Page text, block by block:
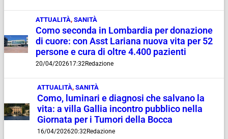
ATTUALITÀ, SANITÀ
Como seconda in Lombardia per donazione
di cuore: con Asst Lariana nuova vita per 52
persone e cura di oltre 4.400 pazienti
20/04/202617:32Redazione
ATTUALITÀ, SANITÀ
Como, luminari e diagnosi che salvano la
vita: a villa Gallia incontro pubblico nella
Giornata per i Tumori della Bocca
16/04/202620:32Redazione